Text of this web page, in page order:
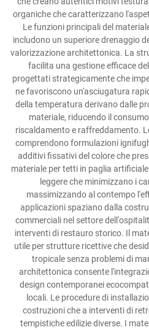
organiche che caratterizzano
Le funzioni principali del
includono un superiore drenaggio
valorizzazione architettonica. La
facilita una gestione efficace
progettati strategicamente che
ne favoriscono un'asciugatura
della temperatura derivano dalle
materiale, riducendo il
riscaldamento e raffreddamento.
comprendono formulazioni
additivi fissativi del colore che
materiale per tetti in paglia
leggere che minimizzano i
massimizzando al contempo
applicazioni spaziano dalla
commerciali nel settore
interventi di restauro storico. Il
utile per strutture ricettive che
tropicale senza problemi di
architettonica consente
design contemporanei
locali. Le procedure di
costruzioni che a interventi di
tempistiche edilizie diverse. I